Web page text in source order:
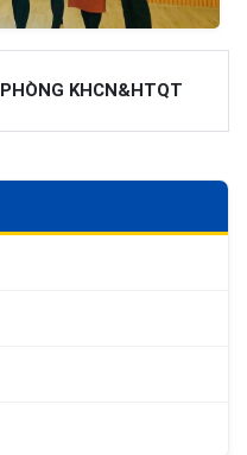
PHÒNG KHCN&HTQT